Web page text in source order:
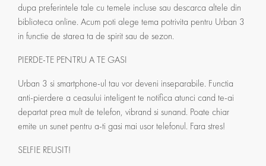
dupa preferintele tale cu temele incluse sau descarca altele din
biblioteca online. Acum poti alege tema potrivita pentru Urban 3
in functie de starea ta de spirit sau de sezon.
PIERDE-TE PENTRU A TE GASI
Urban 3 si smartphone-ul tau vor deveni inseparabile. Functia
anti-pierdere a ceasului inteligent te notifica atunci cand te-ai
departat prea mult de telefon, vibrand si sunand. Poate chiar
emite un sunet pentru a-ti gasi mai usor telefonul. Fara stres!
SELFIE REUSIT!